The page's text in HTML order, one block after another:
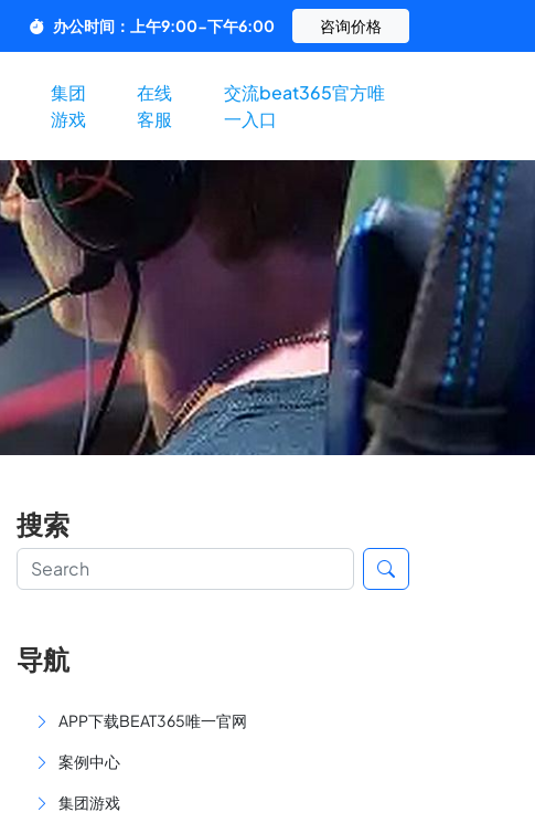
办公时间：上午9:00-下午6:00 咨询价格
集团
游戏
在线
客服
交流beat365官方唯
一入口
搜索
导航
APP下载BEAT365唯一官网
案例中心
集团游戏